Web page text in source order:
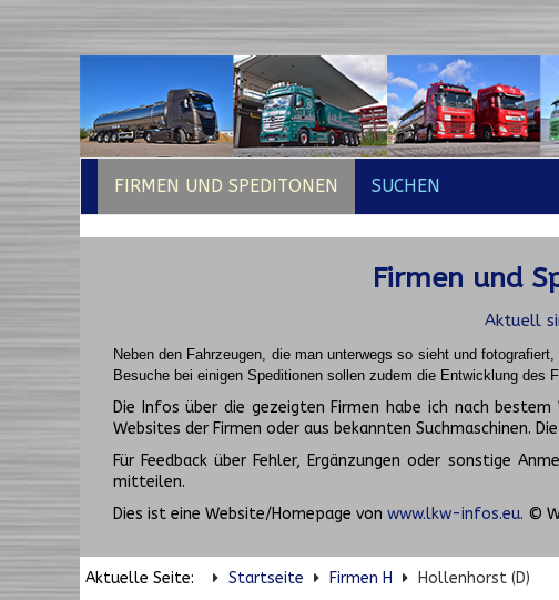
FIRMEN UND SPEDITONEN SUCHEN
Firmen und
Aktuell
Neben den Fahrzeugen, die man unterwegs so sieht und
Besuche bei einigen Speditionen sollen zudem die Entwicklung des
Die Infos über die gezeigten Firmen habe ich nach
Websites der Firmen oder aus bekannten Suchmaschinen.
Für Feedback über Fehler, Ergänzungen oder sonstige
mitteilen.
Dies ist eine Website/Homepage von www.lkw-infos.eu. ©
Aktuelle Seite: Startseite Firmen H Hollenhorst (D)